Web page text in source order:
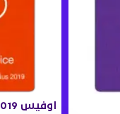
اوفيس 2019 برو بلس